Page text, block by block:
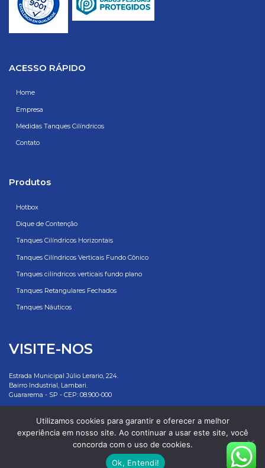
ACESSO RÁPIDO
Home
Empresa
Medidas Tanques Cilíndricos
Contato
Produtos
Hotbox
Dique de Contenção
Tanques Cilíndricos Horizontais
Tanques Cilíndricos Verticais Fundo Cônico
Tanques cilíndricos verticais fundo plano
Tanques Retangulares Fechados
Tanques Náuticos
VISITE-NOS
Estrada Municipal Júlio Lerario, 224.
Bairro Industrial, Lambari.
Guararema - SP - CEP: 08.900-000
E-mail: vendas@rottotanques.com.br
Utilizamos cookies para garantir e oferecer a melhor
experiência em nosso site. Ao continuar a usar este site, você
concorda com o uso de cookies.
Ok, Entendi!